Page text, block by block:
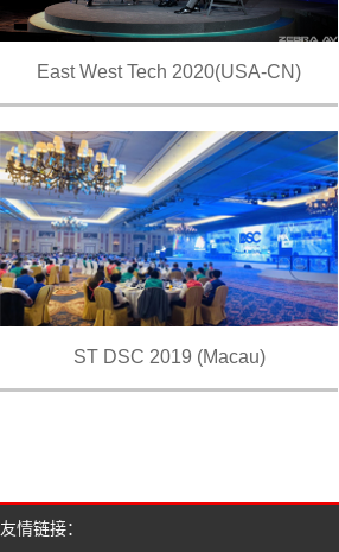
East West Tech 2020(USA-CN)
ST DSC 2019 (Macau)
友情链接：